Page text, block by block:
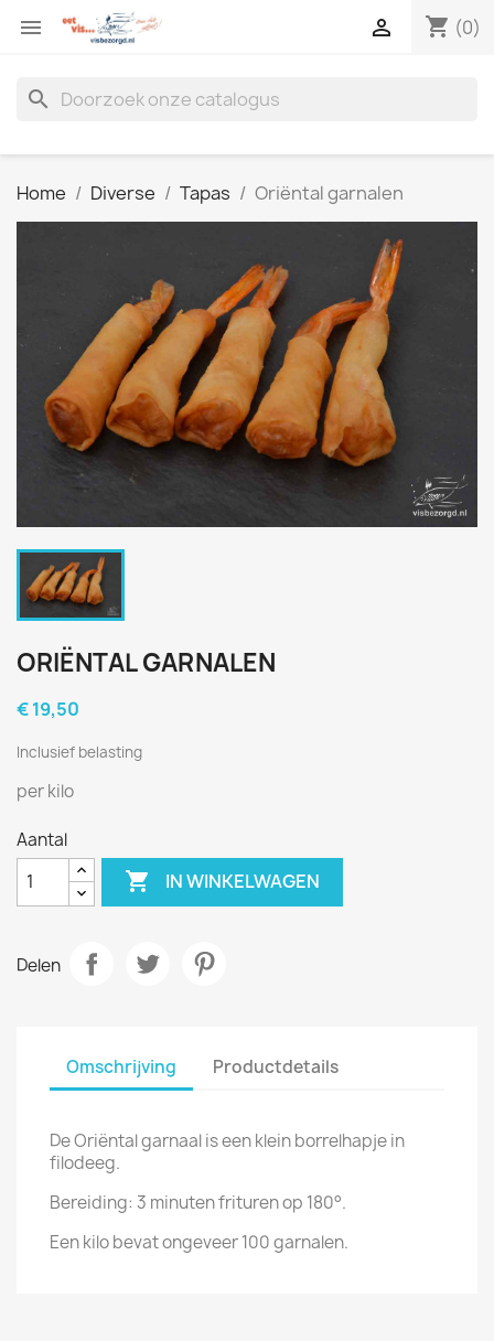
 shopping_cart (0)

search
Home Diverse Tapas Oriëntal garnalen
ORIËNTAL GARNALEN
€ 19,50
Inclusief belasting
per kilo
Aantal
 IN WINKELWAGEN
Delen
Omschrijving Productdetails
De Oriëntal garnaal is een klein borrelhapje in
filodeeg.
Bereiding: 3 minuten frituren op 180°.
Een kilo bevat ongeveer 100 garnalen.